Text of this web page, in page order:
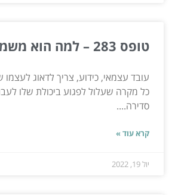
טופס 283 – למה הוא משמש?
עובד עצמאי, כידוע, צריך לדאוג לעצמו
כל מקרה שעלול לפגוע ביכולת שלו
סדירה....
קרא עוד »
יול 19, 2022